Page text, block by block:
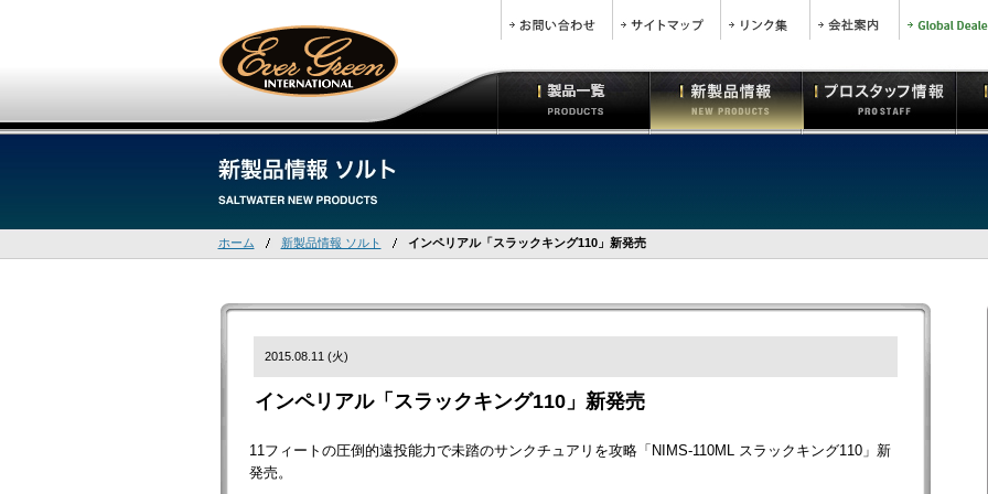
ホーム 新製品情報 ソルト インペリアル「スラックキング110」新発売
2015.08.11 (火)
インペリアル「スラックキング110」新発売
11フィートの圧倒的遠投能力で未踏のサンクチュアリを攻略「NIMS-110ML スラックキング110」新
発売。